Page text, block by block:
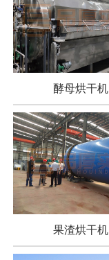
酵母烘干机
果渣烘干机